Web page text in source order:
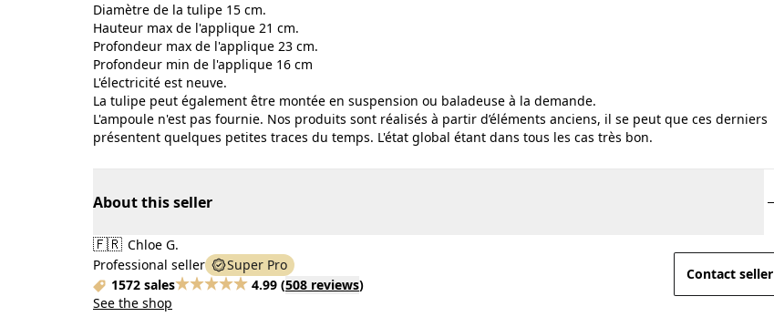
Diamètre de la tulipe 15 cm.
Hauteur max de l'applique 21 cm.
Profondeur max de l'applique 23 cm.
Profondeur min de l'applique 16 cm
L'électricité est neuve.
La tulipe peut également être montée en suspension ou baladeuse à la demande.
L'ampoule n'est pas fournie. Nos produits sont réalisés à partir d’éléments anciens, il se peut que ces derniers
présentent quelques petites traces du temps. L'état global étant dans tous les cas très bon.
About this seller
🇫🇷 Chloe G.
Professional seller
Super Pro
1572 sales
4.99 (508 reviews)
See the shop
Contact seller